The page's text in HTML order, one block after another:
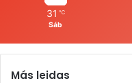
31 ℃
Sáb
Más leidas